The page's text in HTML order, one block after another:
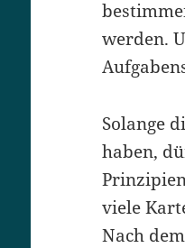
werden.
Solange
haben,
viele
Nach